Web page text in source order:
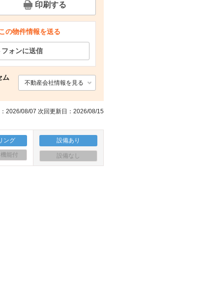
その他設備 物置 玄関
その他共有部分 宅配ボックス
印刷する
の物件情報を送る
ォンに送信
ム
不動産会社情報を見る
2026/08/07 次回更新日：2026/08/15
ング
能付
設備あり
設備なし